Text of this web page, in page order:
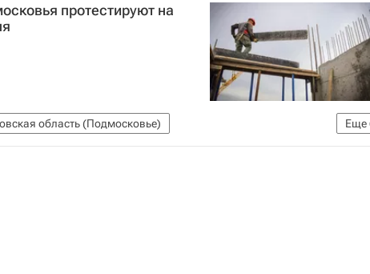
протестируют на
Еще
область (Подмосковье)
Главгосстройнадзор Московской области
Строительство